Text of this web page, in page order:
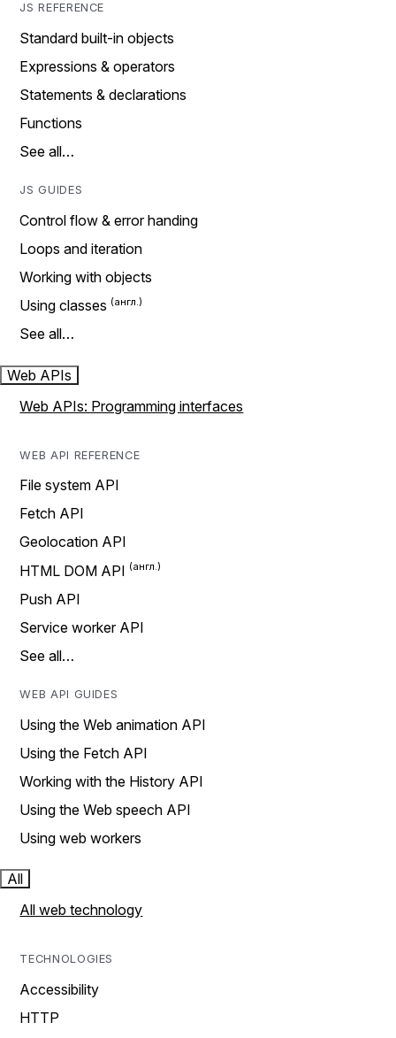
JS REFERENCE
Standard built-in objects
Expressions & operators
Statements & declarations
Functions
See all…
JS GUIDES
Control flow & error handing
Loops and iteration
Working with objects
Using classes
See all…
Web APIs
Web APIs: Programming interfaces
WEB API REFERENCE
File system API
Fetch API
Geolocation API
HTML DOM API
Push API
Service worker API
See all…
WEB API GUIDES
Using the Web animation API
Using the Fetch API
Working with the History API
Using the Web speech API
Using web workers
All
All web technology
TECHNOLOGIES
Accessibility
HTTP